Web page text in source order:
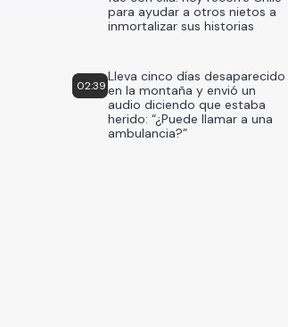
para ayudar a otros nietos a
inmortalizar sus historias
02:39
Lleva cinco días desaparecido
en la montaña y envió un
audio diciendo que estaba
herido: “¿Puede llamar a una
ambulancia?”